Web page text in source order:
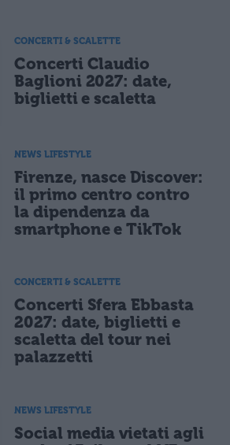
CONCERTI & SCALETTE
Concerti Claudio
Baglioni 2027: date,
biglietti e scaletta
NEWS LIFESTYLE
Firenze, nasce Discover:
il primo centro contro
la dipendenza da
smartphone e TikTok
CONCERTI & SCALETTE
Concerti Sfera Ebbasta
2027: date, biglietti e
scaletta del tour nei
palazzetti
NEWS LIFESTYLE
Social media vietati agli